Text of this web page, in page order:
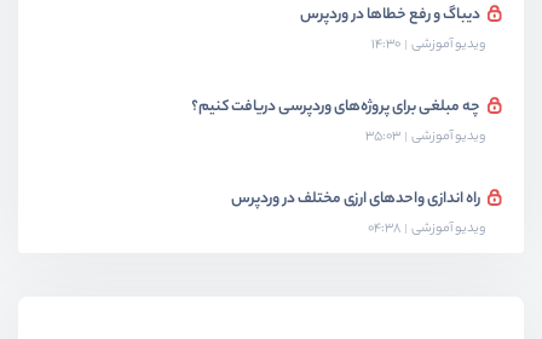
دیباگ و رفع خطاها در وردپرس
ویدیو آموزشی 14:30
چه مبلغی برای پروژه‌های وردپرسی دریافت کنیم؟
ویدیو آموزشی 35:03
راه اندازی واحد‌های ارزی مختلف در وردپرس
ویدیو آموزشی 04:38